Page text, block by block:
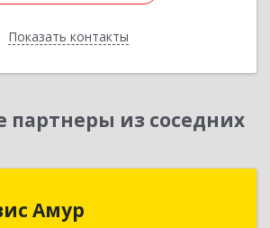
Показать контакты
Назад
из соседних
Амур